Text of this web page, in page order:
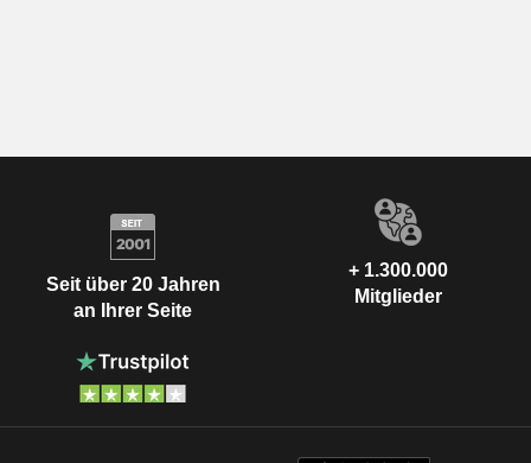
Seit über 20 Jahren
an Ihrer Seite
+ 1.300.000
Mitglieder